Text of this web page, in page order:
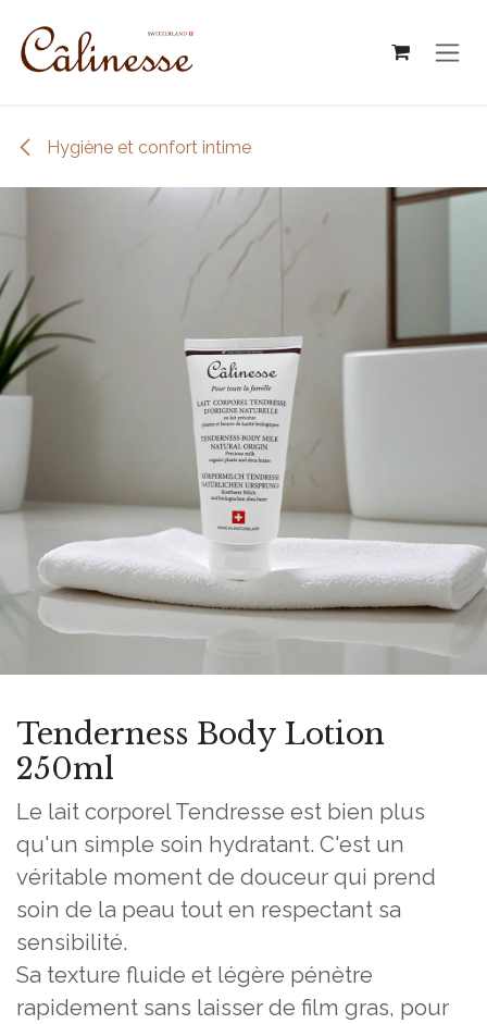
Hygiène et confort intime
Tenderness Body Lotion
250ml
Le lait corporel Tendresse est bien plus
qu'un simple soin hydratant. C'est un
véritable moment de douceur qui prend
soin de la peau tout en respectant sa
sensibilité.
Sa texture fluide et légère pénètre
rapidement sans laisser de film gras, pour